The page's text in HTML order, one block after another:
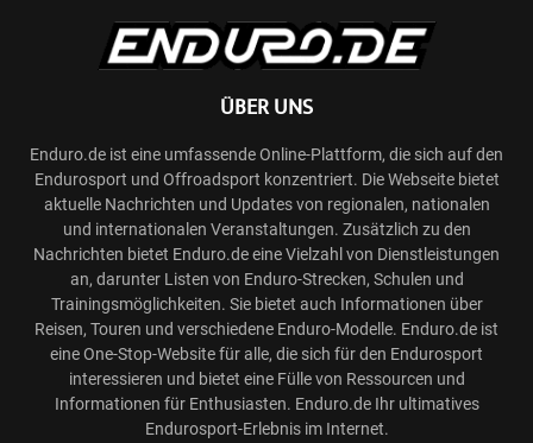
ÜBER UNS
Enduro.de ist eine umfassende Online-Plattform, die sich auf den
Endurosport und Offroadsport konzentriert. Die Webseite bietet
aktuelle Nachrichten und Updates von regionalen, nationalen
und internationalen Veranstaltungen. Zusätzlich zu den
Nachrichten bietet Enduro.de eine Vielzahl von Dienstleistungen
an, darunter Listen von Enduro-Strecken, Schulen und
Trainingsmöglichkeiten. Sie bietet auch Informationen über
Reisen, Touren und verschiedene Enduro-Modelle. Enduro.de ist
eine One-Stop-Website für alle, die sich für den Endurosport
interessieren und bietet eine Fülle von Ressourcen und
Informationen für Enthusiasten. Enduro.de Ihr ultimatives
Endurosport-Erlebnis im Internet.